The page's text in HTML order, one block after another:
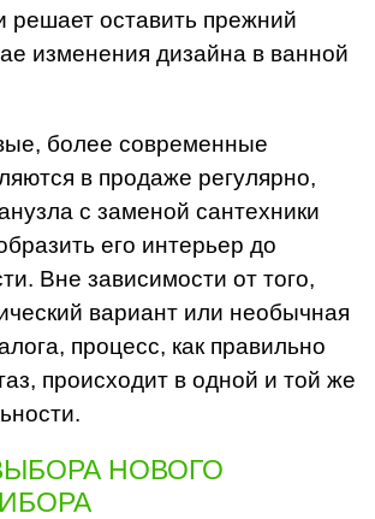
решает оставить прежний
изменения дизайна в ванной
более современные
в продаже регулярно,
с заменой сантехники
его интерьер до
Вне зависимости от того,
вариант или необычная
процесс, как правильно
происходит в одной и той же
НОВОГО